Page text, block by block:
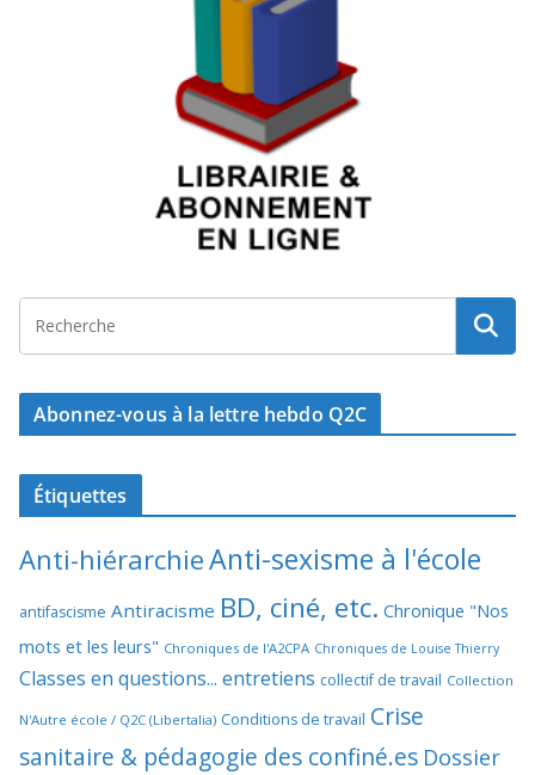
Abonnez-vous à la lettre hebdo Q2C
Étiquettes
Anti-hiérarchieAnti-sexisme à l'école
antifascisme Antiracisme BD, ciné, etc. Chronique "Nos
mots et les leurs" Chroniques de l'A2CPA Chroniques de Louise Thierry
Classes en questions... entretiens collectif de travail Collection
N'Autre école / Q2C (Libertalia) Conditions de travail Crise
sanitaire & pédagogie des confiné.es Dossier